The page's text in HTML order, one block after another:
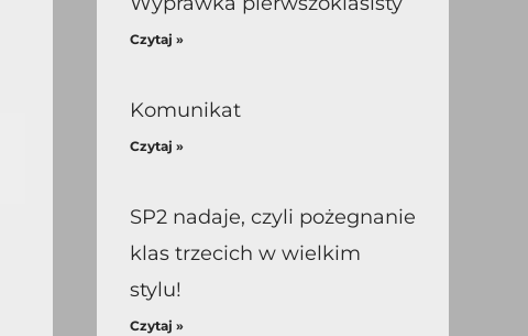
Czytaj »
Komunikat
Czytaj »
SP2 nadaje, czyli pożegnanie
klas trzecich w wielkim
stylu!
Czytaj »